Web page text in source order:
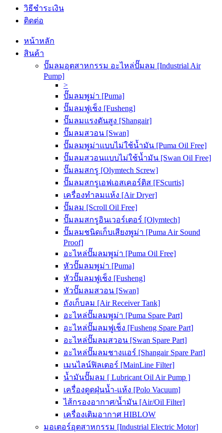
วิธีชำระเงิน
ติดต่อ
หน้าหลัก
สินค้า
ปั๊มลมอุตสาหกรรม อะไหล่ปั๊มลม [Industrial Air
Pump]
>
ปั๊มลมพูม่า [Puma]
ปั๊มลมฟูเช็ง [Fusheng]
ปั๊มลมแรงดันสูง [Shangair]
ปั๊มลมสวอน [Swan]
ปั๊มลมพูม่าแบบไม่ใช้น้ำมัน [Puma Oil Free]
ปั๊มลมสวอนแบบไม่ใช้น้ำมัน [Swan Oil Free]
ปั๊มลมสกรู [Olymtech Screw]
ปั๊มลมสกรูเอฟเอสเคอร์ติส [FScurtis]
เครื่องทำลมแห้ง [Air Dryer]
ปั๊มลม [Scroll Oil Free]
ปั๊มลมสกรูอินเวอร์เตอร์ [Olymtech]
ปั๊มลมชนิดเก็บเสียงพูม่า [Puma Air Sound
Proof]
อะไหล่ปั๊มลมพูม่า [Puma Oil Free]
หัวปั๊มลมพูม่า [Puma]
หัวปั๊มลมฟูเช็ง [Fusheng]
หัวปั๊มลมสวอน [Swan]
ถังเก็บลม [Air Receiver Tank]
อะไหล่ปั๊มลมพูม่า [Puma Spare Part]
อะไหล่ปั๊มลมฟูเช็ง [Fusheng Spare Part]
อะไหล่ปั๊มลมสวอน [Swan Spare Part]
อะไหล่ปั๊มลมชางแอร์ [Shangair Spare Part]
เมนไลน์ฟิลเตอร์ [MainLine Filter]
น้ำมันปั๊มลม [ Lubricant Oil Air Pump ]
เครื่องดูดฝุ่นน้ำ-แห้ง [Polo Vacuum]
ไส้กรองอากาศ/น้ำมัน [Air/Oil Filter]
เครื่องเติมอากาศ HIBLOW
มอเตอร์อุตสาหกรรม [Industrial Electric Motor]